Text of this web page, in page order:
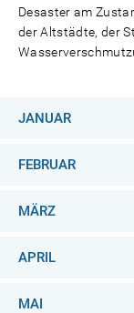
Desaster am
der Altstädte, der
JANUAR
FEBRUAR
MÄRZ
APRIL
MAI